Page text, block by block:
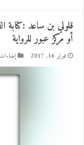
قلولي بن ساعد :كتابة
أو مركز عبور للرواية
فبراير 16, 2017 إضاءات